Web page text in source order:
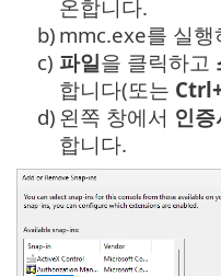
온합니다.
b) mmc.exe를 실행
c) 파일을 클릭하고
합니다(또는
d) 왼쪽 창에서 인증
합니다.